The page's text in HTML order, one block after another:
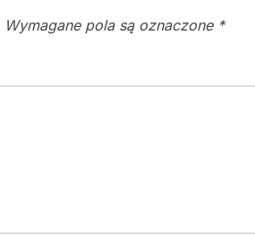
Wymagane pola są oznaczone *